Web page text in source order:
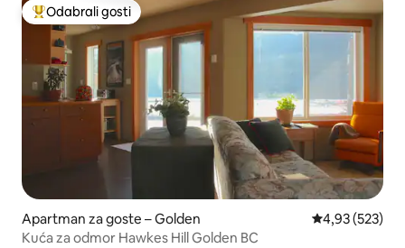
Među najviše rangiranima s oznakom „Odabrali gosti”
Odabrali gosti
Apartman za goste – Golden Prosječna
4,93 (523)
Kuća za odmor Hawkes Hill Golden BC